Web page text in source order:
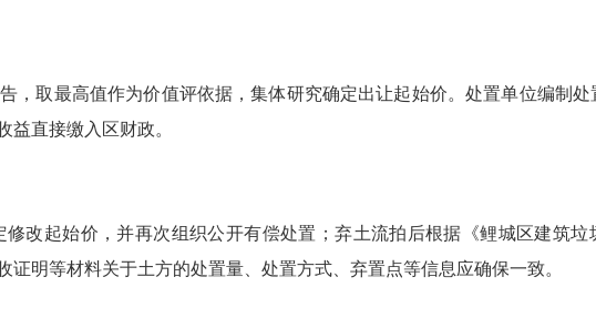
取最高值作为价值评依据，集体研究确定出让起始价。处置单位编制处
直接缴入区财政。
起始价，并再次组织公开有偿处置；弃土流拍后根据《鲤城区建筑垃
明等材料关于土方的处置量、处置方式、弃置点等信息应确保一致。